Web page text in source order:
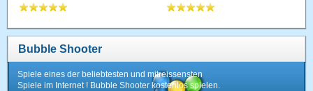
Bubble Shooter
Spiele eines der beliebtesten und mitreissensten
Spiele im Internet ! Bubble Shooter kostenlos spielen.